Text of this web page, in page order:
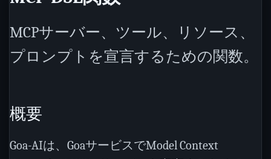
MCPサーバー、ツール、リソース、
プロンプトを宣言するための関数。
概要
Goa-AIは、GoaサービスでModel Context